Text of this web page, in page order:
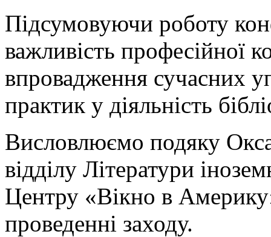
Підсумовуючи роботу
важливість професійної
впровадження сучасних
практик у діяльність
Висловлюємо подяку
відділу Літератури
Центру «Вікно в
проведенні заходу.